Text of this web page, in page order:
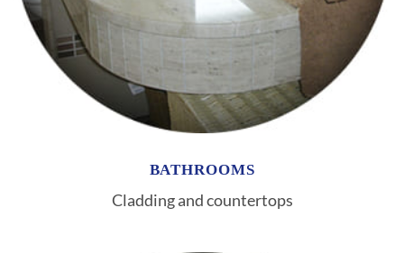
BATHROOMS
Cladding and countertops